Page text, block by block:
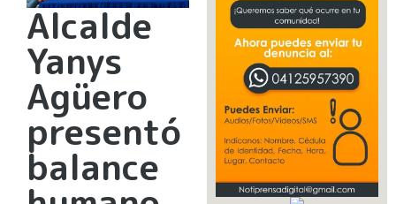
Alcalde
Yanys
Agüero
presentó
balance